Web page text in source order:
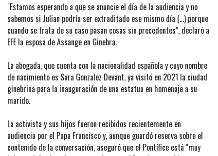
"Estamos esperando a que se anuncie el día de la audiencia y no
sabemos si Julian podría ser extraditado ese mismo día (...) porque
cuando se trata de su caso pasan cosas sin precedentes", declaró a
EFE la esposa de Assange en Ginebra.
La abogada, que cuenta con la nacionalidad española y cuyo nombre
de nacimiento es Sara Gonzalez Devant, ya visitó en 2021 la ciudad
ginebrina para la inauguración de una estatua en homenaje a su
marido.
La activista y sus hijos fueron recibidos recientemente en
audiencia por el Papa Francisco y, aunque guardó reserva sobre el
contenido de la conversación, aseguró que el Pontífice está "muy